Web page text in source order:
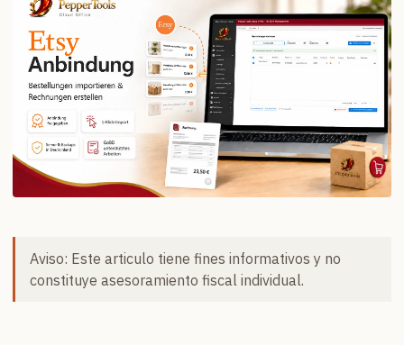
Aviso: Este articulo tiene fines informativos y no
constituye asesoramiento fiscal individual.